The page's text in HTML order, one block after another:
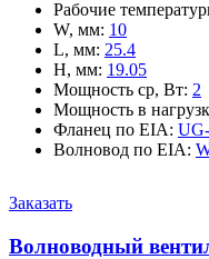
Рабочие
W, мм: 10
L, мм: 25.4
H, мм: 19.05
Мощность ср, Вт: 2
Мощность в
Фланец по EIA:
Волновод по EIA:
Заказать
Волноводный